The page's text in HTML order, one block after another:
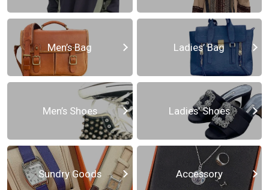
Men’s Bag Ladies’ Bag
Men’s Shoes Ladies’ Shoes
Sundry Goods Accessory